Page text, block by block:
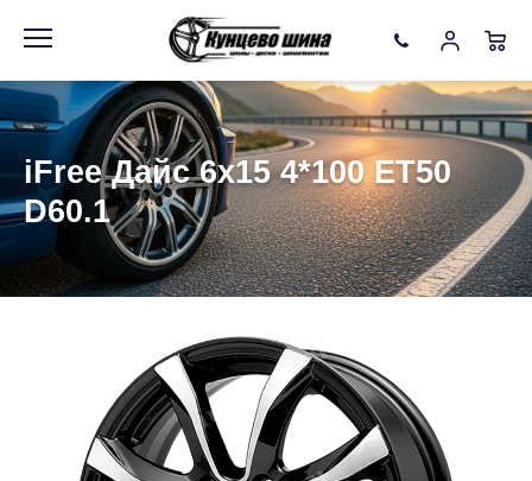
iFree Дайс 6x15 4*100 ET50
D60.1
Информация Фото товара